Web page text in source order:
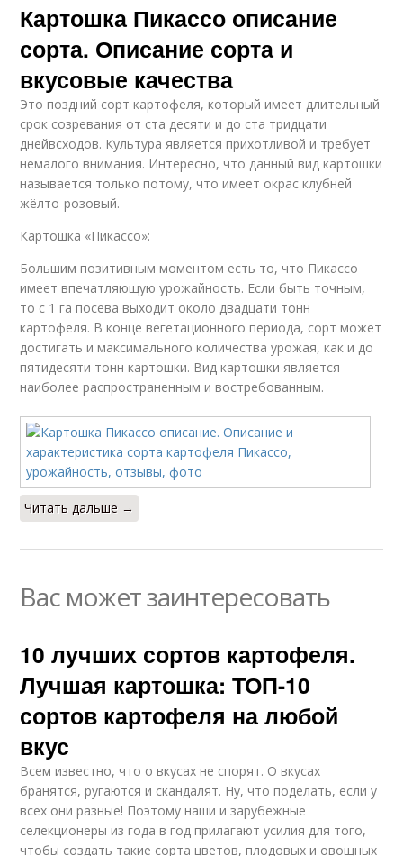
Картошка Пикассо описание
сорта. Описание сорта и
вкусовые качества
Это поздний сорт картофеля, который имеет длительный
срок созревания от ста десяти и до ста тридцати
днейвсходов. Культура является прихотливой и требует
немалого внимания. Интересно, что данный вид картошки
называется только потому, что имеет окрас клубней
жёлто-розовый.
Картошка «Пикассо»:
Большим позитивным моментом есть то, что Пикассо
имеет впечатляющую урожайность. Если быть точным,
то с 1 га посева выходит около двадцати тонн
картофеля. В конце вегетационного периода, сорт может
достигать и максимального количества урожая, как и до
пятидесяти тонн картошки. Вид картошки является
наиболее распространенным и востребованным.
Читать дальше →
Вас может заинтересовать
10 лучших сортов картофеля.
Лучшая картошка: ТОП-10
сортов картофеля на любой
вкус
Всем известно, что о вкусах не спорят. О вкусах
бранятся, ругаются и скандалят. Ну, что поделать, если у
всех они разные! Поэтому наши и зарубежные
селекционеры из года в год прилагают усилия для того,
чтобы создать такие сорта цветов, плодовых и овощных